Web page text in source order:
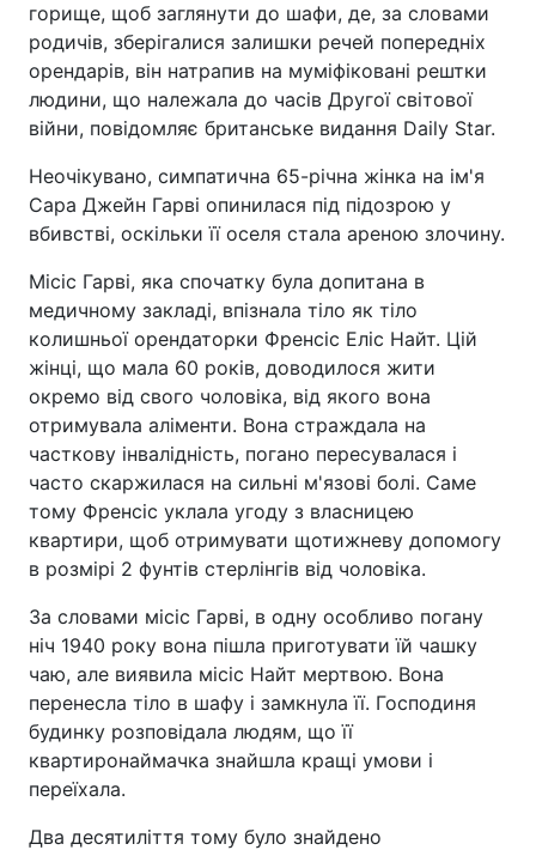
горище, щоб заглянути до шафи, де, за словами
родичів, зберігалися залишки речей попередніх
орендарів, він натрапив на муміфіковані рештки
людини, що належала до часів Другої світової
війни, повідомляє британське видання Daily Star.
Неочікувано, симпатична 65-річна жінка на ім'я
Сара Джейн Гарві опинилася під підозрою у
вбивстві, оскільки її оселя стала ареною злочину.
Місіс Гарві, яка спочатку була допитана в
медичному закладі, впізнала тіло як тіло
колишньої орендаторки Френсіс Еліс Найт. Цій
жінці, що мала 60 років, доводилося жити
окремо від свого чоловіка, від якого вона
отримувала аліменти. Вона страждала на
часткову інвалідність, погано пересувалася і
часто скаржилася на сильні м'язові болі. Саме
тому Френсіс уклала угоду з власницею
квартири, щоб отримувати щотижневу допомогу
в розмірі 2 фунтів стерлінгів від чоловіка.
За словами місіс Гарві, в одну особливо погану
ніч 1940 року вона пішла приготувати їй чашку
чаю, але виявила місіс Найт мертвою. Вона
перенесла тіло в шафу і замкнула її. Господиня
будинку розповідала людям, що її
квартиронаймачка знайшла кращі умови і
переїхала.
Два десятиліття тому було знайдено